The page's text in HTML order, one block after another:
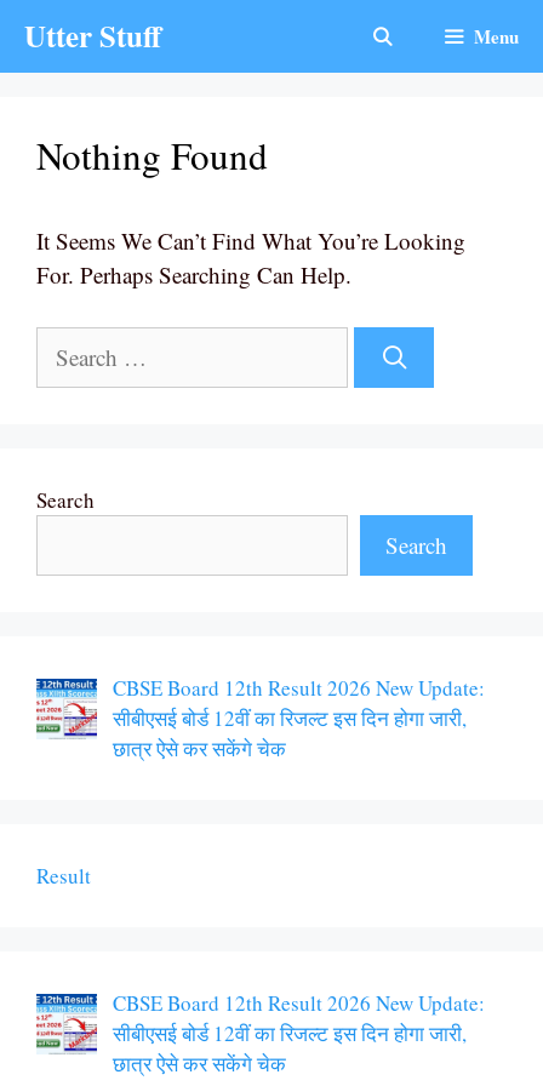
Content
Utter Stuff Menu
Nothing Found
It Seems We Can’t Find What You’re Looking
For. Perhaps Searching Can Help.
For:
Search
Search
CBSE Board 12th Result 2026 New Update:
सीबीएसई बोर्ड 12वीं का रिजल्ट इस दिन होगा जारी,
छात्र ऐसे कर सकेंगे चेक
Result
CBSE Board 12th Result 2026 New Update:
सीबीएसई बोर्ड 12वीं का रिजल्ट इस दिन होगा जारी,
छात्र ऐसे कर सकेंगे चेक